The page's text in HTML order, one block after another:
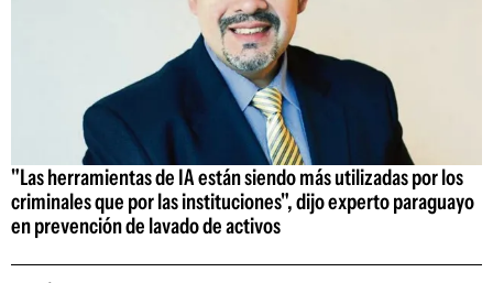
"Las herramientas de IA están siendo más utilizadas por los
criminales que por las instituciones", dijo experto paraguayo
en prevención de lavado de activos